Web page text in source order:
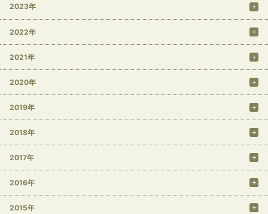
2023年
2022年
2021年
2020年
2019年
2018年
2017年
2016年
2015年